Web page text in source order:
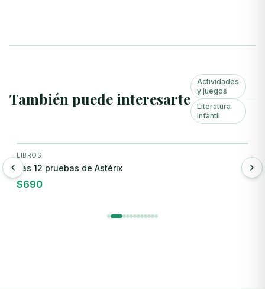
También puede interesarte
Actividades
y juegos
Literatura
infantil
LIBROS
Las 12 pruebas de Astérix
$690